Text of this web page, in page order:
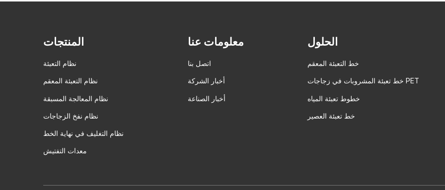
المنتجات
نظام التعبئة
نظام التعبئة المعقم
نظام المعالجة المسبقة
نظام نفخ الزجاجات
نظام التغليف في نهاية الخط
معدات التفتيش
معلومات عنا
اتصل بنا
أخبار الشركة
أخبار الصناعة
الحلول
خط التعبئة المعقم
خط تعبئة المشروبات في زجاجات PET
خطوط تعبئة المياه
خط تعبئة العصير